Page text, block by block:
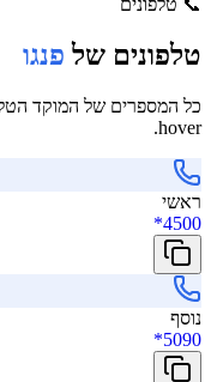
📞 טלפונים
טלפונים של פנגו
כל המספרים של המוקד
hover.
ראשי
*4500
נוסף
*5090